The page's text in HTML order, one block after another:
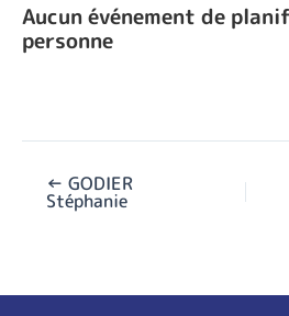
Aucun événement de
personne
← GODIER
Stéphanie